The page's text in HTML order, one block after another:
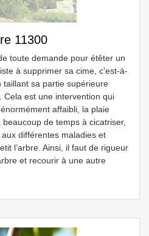
11300
toute demande pour étêter un
à supprimer sa cime, c'est-à-
sa partie supérieure
Cela est une intervention qui
affaibli, la plaie
de temps à cicatriser,
différentes maladies et
l’arbre. Ainsi, il faut de rigueur
et recourir à une autre